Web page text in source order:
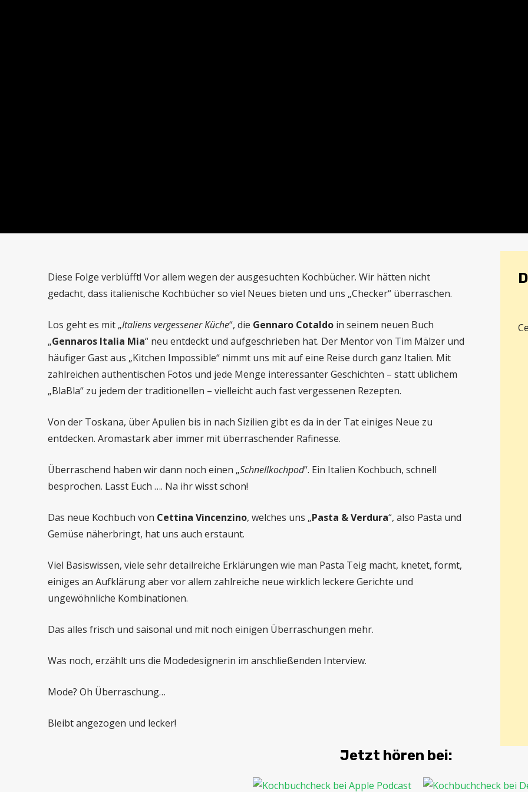
Diese Folge verblüfft! Vor allem wegen der ausgesuchten Kochbücher. Wir hätten nicht
gedacht, dass italienische Kochbücher so viel Neues bieten und uns „Checker“ überraschen.
Los geht es mit „Italiens vergessener Küche“, die Gennaro Cotaldoin seinem neuen Buch
„Gennaros Italia Mia“ neu entdeckt und aufgeschrieben hat. Der Mentor von Tim Mälzer und
häufiger Gast aus „Kitchen Impossible“ nimmt uns mit auf eine Reise durch ganz Italien. Mit
zahlreichen authentischen Fotos und jede Menge interessanter Geschichten – statt üblichem
„BlaBla“ zu jedem der traditionellen – vielleicht auch fast vergessenen Rezepten.
Von der Toskana, über Apulien bis in nach Sizilien gibt es da in der Tat einiges Neue zu
entdecken. Aromastark aber immer mit überraschender Rafinesse.
Überraschend haben wir dann noch einen „Schnellkochpod“. Ein Italien Kochbuch, schnell
besprochen. Lasst Euch …. Na ihr wisst schon!
Das neue Kochbuch von Cettina Vincenzino, welches uns „Pasta & Verdura“, also Pasta und
Gemüse näherbringt, hat uns auch erstaunt.
Viel Basiswissen, viele sehr detailreiche Erklärungen wie man Pasta Teig macht, knetet, formt,
einiges an Aufklärung aber vor allem zahlreiche neue wirklich leckere Gerichte und
ungewöhnliche Kombinationen.
Das alles frisch und saisonal und mit noch einigen Überraschungen mehr.
Was noch, erzählt uns die Modedesignerin im anschließenden Interview.
Mode? Oh Überraschung…
Bleibt angezogen und lecker!
Jetzt hören bei: